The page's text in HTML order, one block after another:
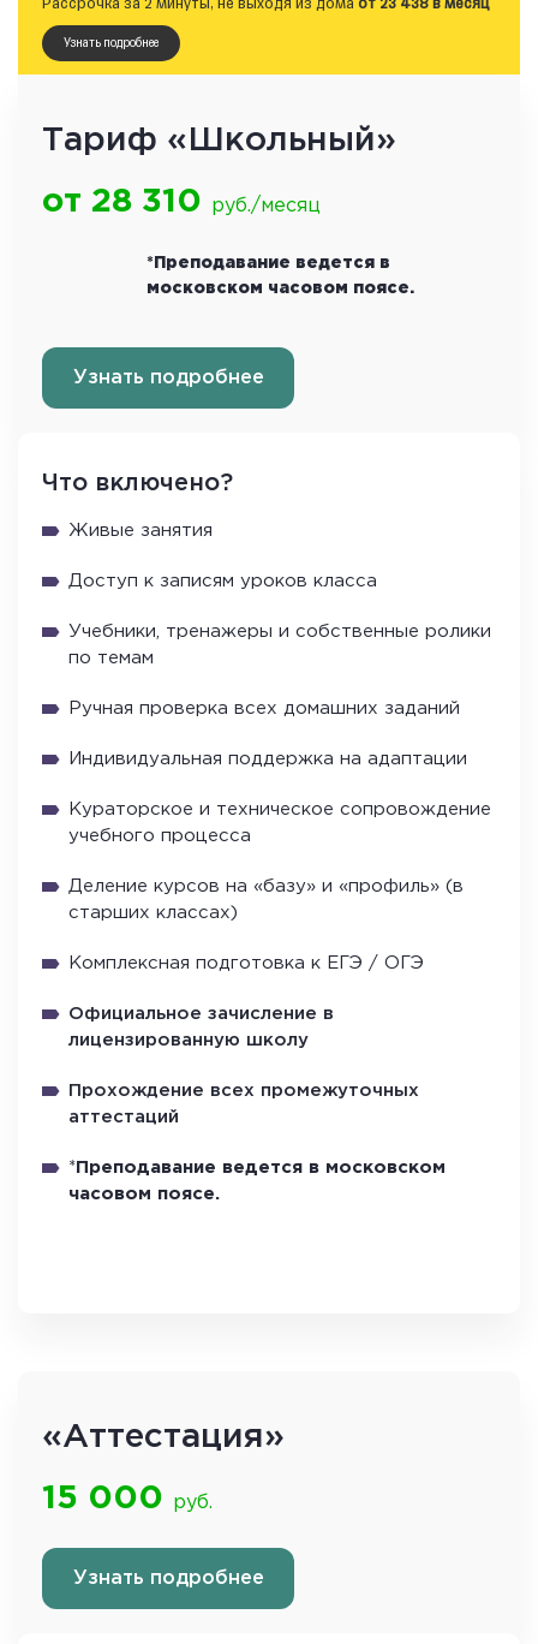
Узнать подробнее
Тариф «Школьный»
от 28 310 руб./месяц
* Преподавание ведется в
московском часовом поясе.
Узнать подробнее
Что включено?
Живые занятия
Доступ к записям уроков класса
Учебники, тренажеры и собственные ролики
по темам
Ручная проверка всех домашних заданий
Индивидуальная поддержка на адаптации
Кураторское и техническое сопровождение
учебного процесса
Деление курсов на «базу» и «профиль» (в
старших классах)
Комплексная подготовка к ЕГЭ / ОГЭ
Официальное зачисление в
лицензированную школу
Прохождение всех промежуточных
аттестаций
* Преподавание ведется в московском
часовом поясе.
«Аттестация»
15 000 руб.
Узнать подробнее